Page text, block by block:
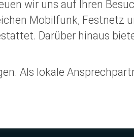
wir uns auf Ihren
Mobilfunk, Festnetz
Darüber hinaus
Als lokale